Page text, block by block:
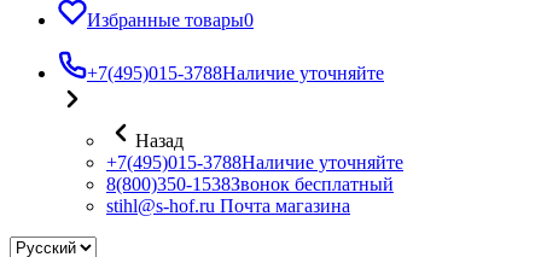
Избранные товары0
+7(495)015-3788Наличие уточняйте
Назад
+7(495)015-3788Наличие уточняйте
8(800)350-1538Звонок бесплатный
stihl@s-hof.ru Почта магазина